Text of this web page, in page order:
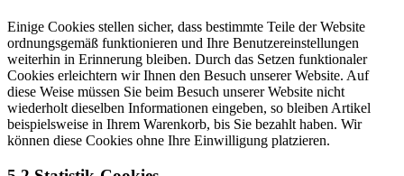
Einige Cookies stellen sicher, dass bestimmte Teile der Website
ordnungsgemäß funktionieren und Ihre Benutzereinstellungen
weiterhin in Erinnerung bleiben. Durch das Setzen funktionaler
Cookies erleichtern wir Ihnen den Besuch unserer Website. Auf
diese Weise müssen Sie beim Besuch unserer Website nicht
wiederholt dieselben Informationen eingeben, so bleiben Artikel
beispielsweise in Ihrem Warenkorb, bis Sie bezahlt haben. Wir
können diese Cookies ohne Ihre Einwilligung platzieren.